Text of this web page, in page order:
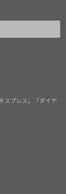
スプレス」「ダイナ